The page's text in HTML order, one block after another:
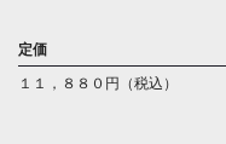
定価
１１，８８０円（税込）